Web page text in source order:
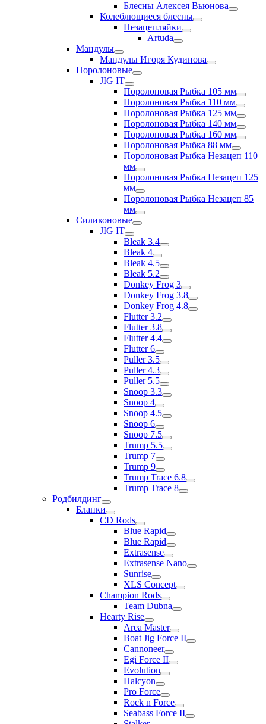
Блесны Алексея Вьюнова
Колеблющиеся блесны
Незацепляйки
Artuda
Мандулы
Мандулы Игоря Кудинова
Поролоновые
JIG IT
Поролоновая Рыбка 105 мм
Поролоновая Рыбка 110 мм
Поролоновая Рыбка 125 мм
Поролоновая Рыбка 140 мм
Поролоновая Рыбка 160 мм
Поролоновая Рыбка 88 мм
Поролоновая Рыбка Незацеп 110
мм
Поролоновая Рыбка Незацеп 125
мм
Поролоновая Рыбка Незацеп 85
мм
Силиконовые
JIG IT
Bleak 3.4
Bleak 4
Bleak 4.5
Bleak 5.2
Donkey Frog 3
Donkey Frog 3.8
Donkey Frog 4.8
Flutter 3.2
Flutter 3.8
Flutter 4.4
Flutter 6
Puller 3.5
Puller 4.3
Puller 5.5
Snoop 3.3
Snoop 4
Snoop 4.5
Snoop 6
Snoop 7.5
Trump 5.5
Trump 7
Trump 9
Trump Trace 6.8
Trump Trace 8
Родбилдинг
Бланки
CD Rods
Blue Rapid
Blue Rapid
Extrasense
Extrasense Nano
Sunrise
XLS Concept
Champion Rods
Team Dubna
Hearty Rise
Area Master
Boat Jig Force II
Cannoneer
Egi Force II
Evolution
Halcyon
Pro Force
Rock n Force
Seabass Force II